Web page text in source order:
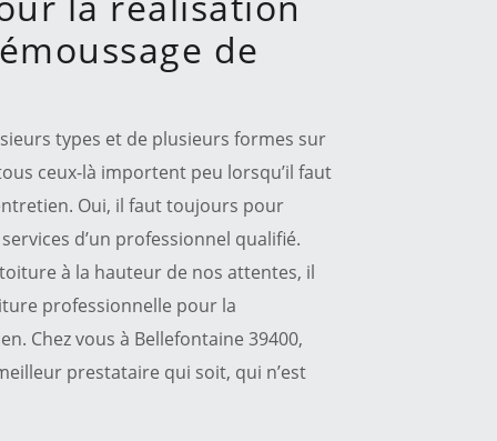
de
types et de plusieurs formes sur
ceux-là importent peu lorsqu’il faut
Oui, il faut toujours pour
d’un professionnel qualifié.
à la hauteur de nos attentes, il
professionnelle pour la
Chez vous à Bellefontaine 39400,
prestataire qui soit, qui n’est